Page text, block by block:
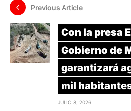
Previous Article
Con la presa
Gobierno de
garantizará
mil habitantes
JULIO 8, 2026